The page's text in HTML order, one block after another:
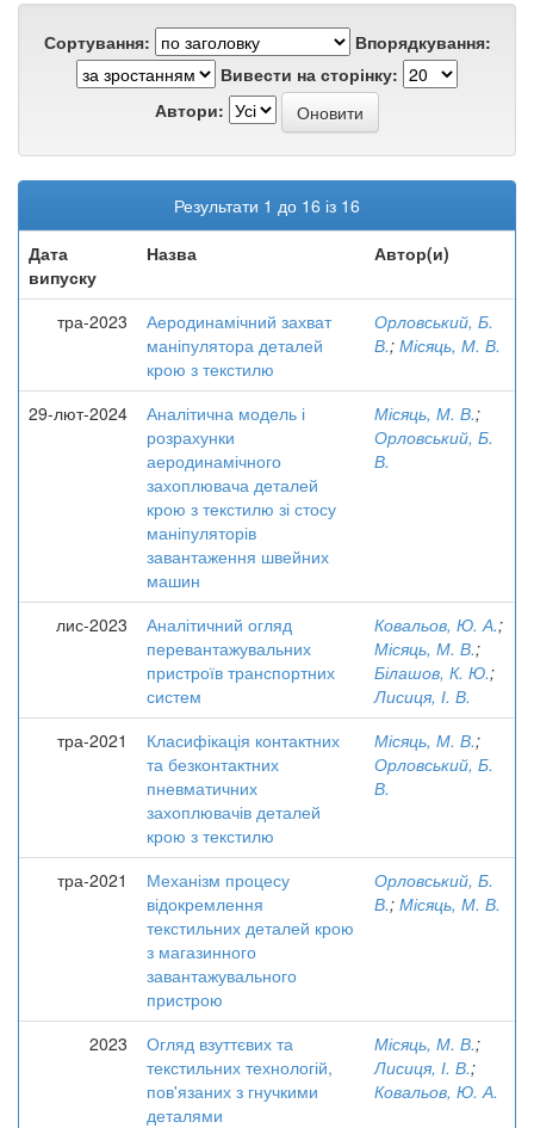
Сортування:
Впорядкування:
Вивести на сторінку:
Автори:
Результати 1 до 16 із 16
Дата
випуску
Назва Автор(и)
тра-2023
Аеродинамічний захват
маніпулятора деталей
крою з текстилю
Орловський, Б.
В.; Місяць, М. В.
29-лют-2024
Аналітична модель і
розрахунки
аеродинамічного
захоплювача деталей
крою з текстилю зі стосу
маніпуляторів
завантаження швейних
машин
Місяць, М. В.;
Орловський, Б.
В.
лис-2023
Аналітичний огляд
перевантажувальних
пристроїв транспортних
систем
Ковальов, Ю. А.;
Місяць, М. В.;
Білашов, К. Ю.;
Лисиця, І. В.
тра-2021
Класифікація контактних
та безконтактних
пневматичних
захоплювачів деталей
крою з текстилю
Місяць, М. В.;
Орловський, Б.
В.
тра-2021
Механізм процесу
відокремлення
текстильних деталей крою
з магазинного
завантажувального
пристрою
Орловський, Б.
В.; Місяць, М. В.
2023
Огляд взуттєвих та
текстильних технологій,
пов'язаних з гнучкими
деталями
Місяць, М. В.;
Лисиця, І. В.;
Ковальов, Ю. А.